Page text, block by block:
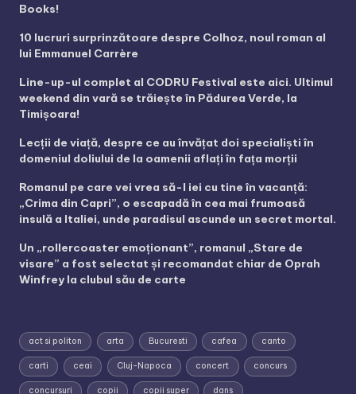
Books!
10 lucruri surprinzătoare despre Colhoz, noul roman al
lui Emmanuel Carrère
Line-up-ul complet al CODRU Festival este aici. Ultimul
weekend din vară se trăiește în Pădurea Verde, la
Timișoara!
Lecții de viață, despre ce au învățat doi specialiști în
domeniul doliului de la oamenii aflați în fața morții
Romanul pe care vei vrea să-l iei cu tine în vacanță:
„Crima din Capri”, o escapadă în cea mai frumoasă
insulă a Italiei, unde paradisul ascunde un secret mortal.
Un „rollercoaster emoționant”, romanul „Stare de
visare” a fost selectat și recomandat chiar de Oprah
Winfrey la clubul său de carte
act si politon arta Bucuresti cafea canto
carti ceai Cluj-Napoca concert concurs
concursuri copii copii super dans